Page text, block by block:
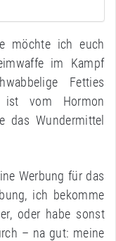
möchte ich euch
im Kampf
Fetties
ist vom Hormon
das Wundermittel
Werbung für das
ich bekomme
oder habe sonst
– na gut: meine